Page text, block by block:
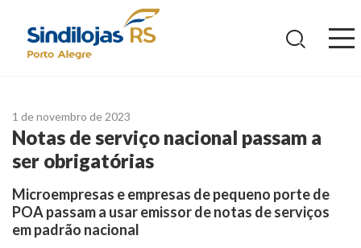
1 de novembro de 2023
Notas de serviço nacional passam a
ser obrigatórias
Microempresas e empresas de pequeno porte de
POA passam a usar emissor de notas de serviços
em padrão nacional